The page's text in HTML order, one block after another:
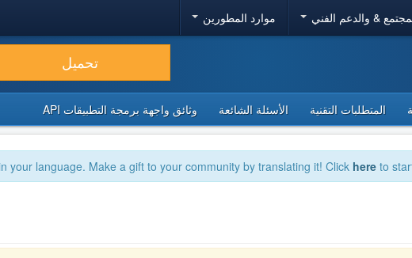
& والدعم الفني موارد المطورين
تحميل
المتطلبات التقنية الأسئلة الشائعة وثائق واجهة برمجة التطبيقات API
your language. Make a gift to your community by translating it! Click here to